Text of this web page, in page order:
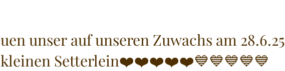
unser auf unseren Zuwachs am 28.6.25
kleinen Setterlein❤️❤️❤️❤️❤️💙💙💙💙💙